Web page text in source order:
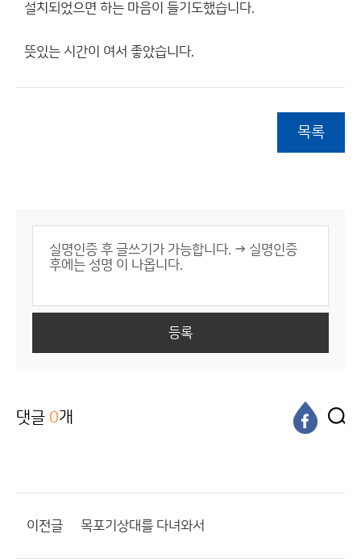
설치되었으면 하는 마음이 들기도했습니다.
뜻있는 시간이 여서 좋았습니다.
목록
등록
댓글 0개
이전글 목포기상대를 다녀와서